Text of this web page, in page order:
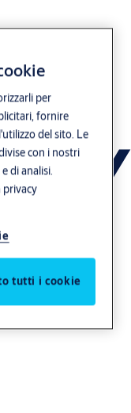
per
fornire
del sito. Le
con i nostri
di analisi.
privacy
tutti i cookie